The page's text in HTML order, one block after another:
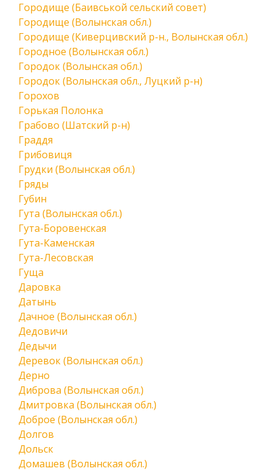
Городище (Баивськой сельский совет)
Городище (Волынская обл.)
Городище (Киверцивский р-н., Волынская обл.)
Городное (Волынская обл.)
Городок (Волынская обл.)
Городок (Волынская обл., Луцкий р-н)
Горохов
Горькая Полонка
Грабово (Шатский р-н)
Граддя
Грибовиця
Грудки (Волынская обл.)
Гряды
Губин
Гута (Волынская обл.)
Гута-Боровенская
Гута-Каменская
Гута-Лесовская
Гуща
Даровка
Датынь
Дачное (Волынская обл.)
Дедовичи
Дедычи
Деревок (Волынская обл.)
Дерно
Диброва (Волынская обл.)
Дмитровка (Волынская обл.)
Доброе (Волынская обл.)
Долгов
Дольск
Домашев (Волынская обл.)